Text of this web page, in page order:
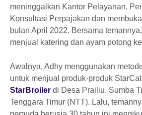
meninggalkan Kantor Pelayanan,
Konsultasi Perpajakan dan
bulan April 2022. Bersama
menjual katering dan ayam potong
Awalnya, Adhy menggunakan
untuk menjual produk-produk
StarBroiler di Desa Prailiu, Sumba
Tenggara Timur (NTT). Lalu,